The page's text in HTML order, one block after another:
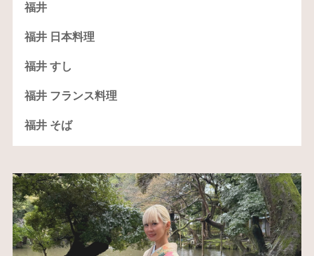
福井
福井 日本料理
福井 すし
福井 フランス料理
福井 そば